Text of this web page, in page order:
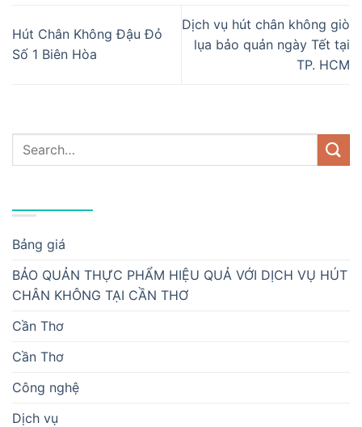
Hút Chân Không Đậu Đỏ
Số 1 Biên Hòa
Dịch vụ hút chân không giò
lụa bảo quản ngày Tết tại
TP. HCM
Bảng giá
BẢO QUẢN THỰC PHẨM HIỆU QUẢ VỚI DỊCH VỤ HÚT
CHÂN KHÔNG TẠI CẦN THƠ
Cần Thơ
Cần Thơ
Công nghệ
Dịch vụ